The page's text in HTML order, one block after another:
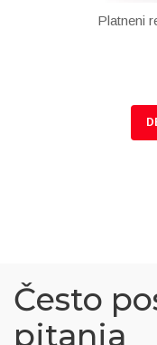
Platneni
Često
pitanja